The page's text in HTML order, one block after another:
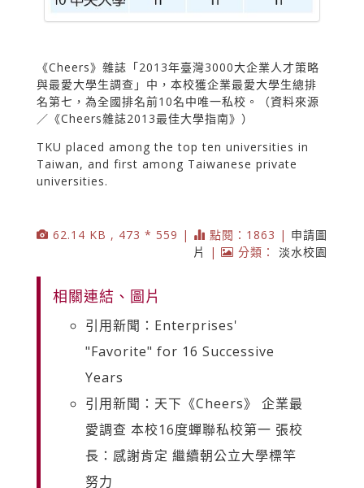
《Cheers》雜誌「2013年臺灣3000大企業人才策略
與最愛大學生調查」中，本校獲企業最愛大學生總排
名第七，為全國排名前10名中唯一私校。（資料來源
／《Cheers雜誌2013最佳大學指南》）
TKU placed among the top ten universities in
Taiwan, and first among Taiwanese private
universities.
62.14 KB , 473 * 559 | 點閱：1863 | 申請圖
片
| 分類： 淡水校園
相關連結、圖片
引用新聞：Enterprises'
"Favorite" for 16 Successive
Years
引用新聞：天下《Cheers》 企業最
愛調查 本校16度蟬聯私校第一 張校
長：感謝肯定 繼續朝公立大學標竿
努力